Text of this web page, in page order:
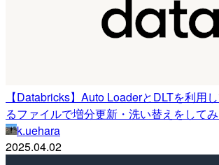
【Databricks】Auto LoaderとDLTを利用
るファイルで増分更新・洗い替えをして
k.uehara
2025.04.02